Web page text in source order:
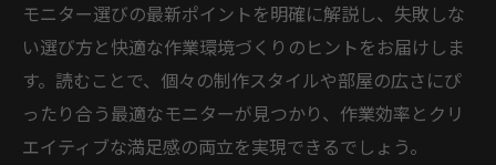
モニター選びの最新ポイントを明確に解説し、失敗しな
い選び方と快適な作業環境づくりのヒントをお届けしま
す。読むことで、個々の制作スタイルや部屋の広さにぴ
ったり合う最適なモニターが見つかり、作業効率とクリ
エイティブな満足感の両立を実現できるでしょう。